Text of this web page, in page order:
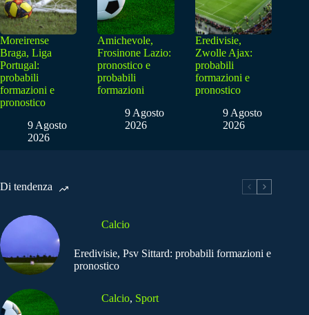
Moreirense
Braga, Liga
Portugal:
probabili
formazioni e
pronostico
9 Agosto
2026
Amichevole,
Frosinone Lazio:
pronostico e
probabili
formazioni
9 Agosto
2026
Eredivisie,
Zwolle Ajax:
probabili
formazioni e
pronostico
9 Agosto
2026
Di tendenza
Calcio
Eredivisie, Psv Sittard: probabili formazioni e
pronostico
Calcio, Sport